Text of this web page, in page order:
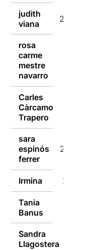
judith
viana
29/12/2016
rosa
carme
mestre
navarro
Carles
Càrcamo
Trapero
sara
espinós
ferrer
28/12/2016
Irmina 28/12/2016
Tania
Banus
Sandra
Llagostera